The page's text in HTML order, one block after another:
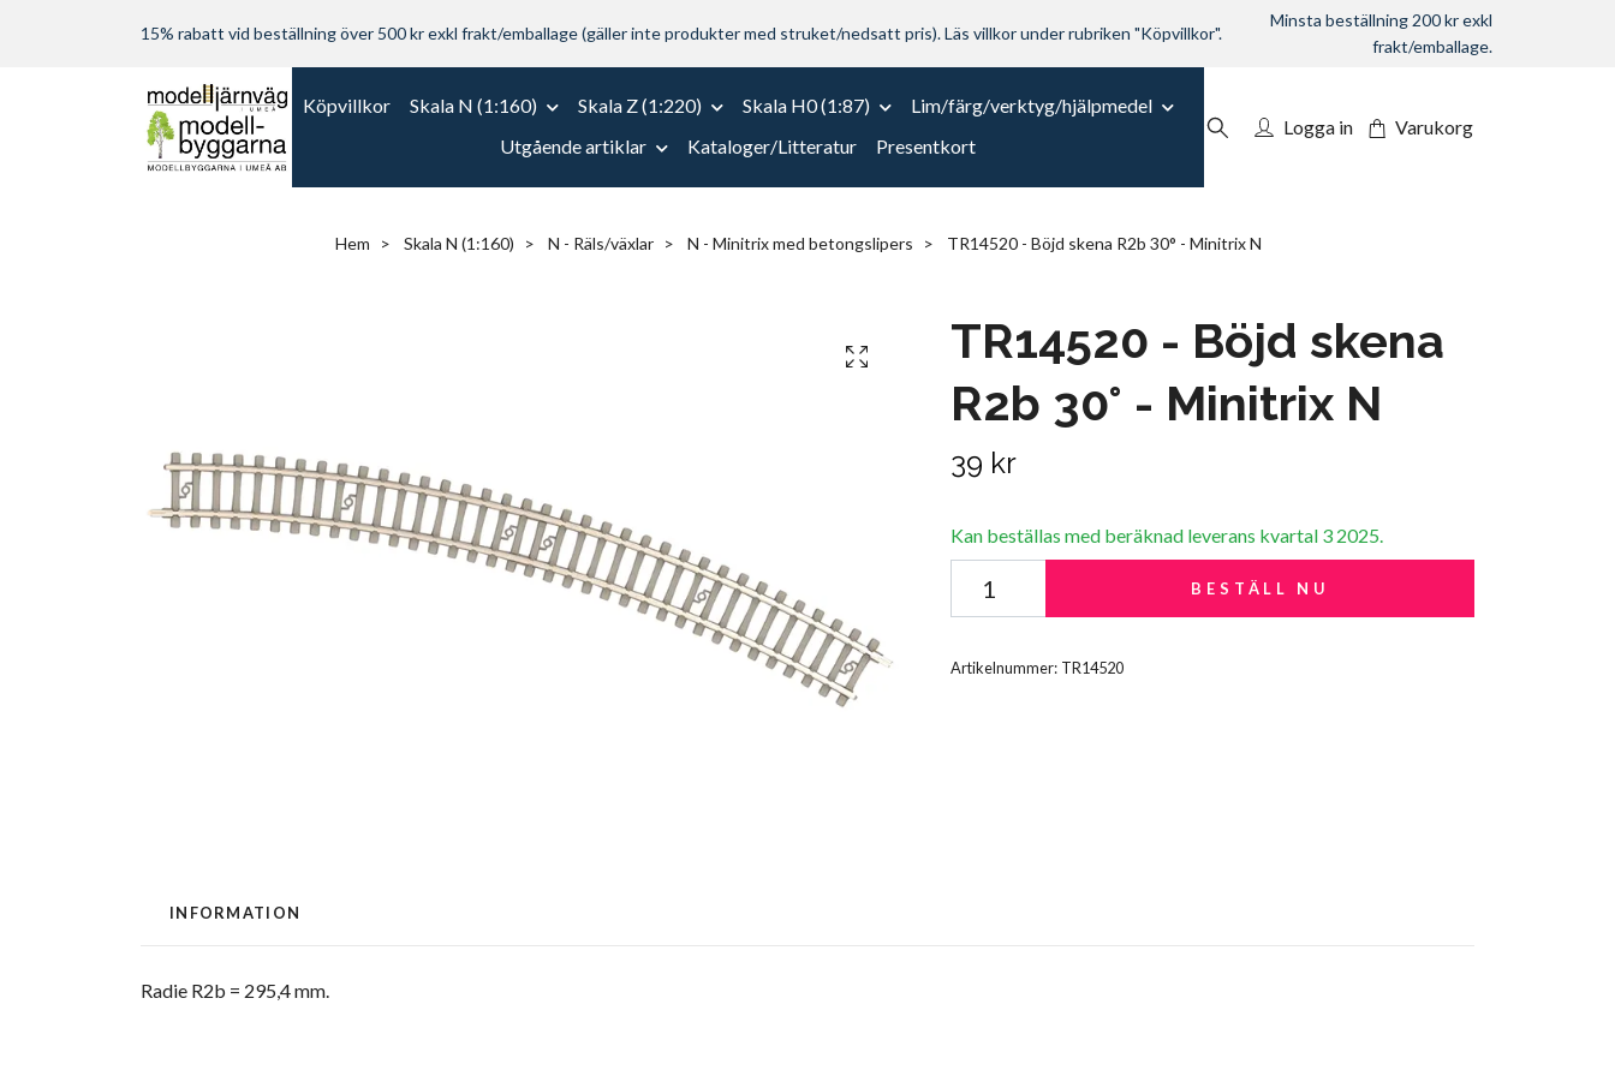
15% rabatt vid beställning över 500 kr exkl frakt/emballage (gäller inte produkter med struket/nedsatt pris). Läs villkor under rubriken "Köpvillkor".
Minsta beställning 200 kr exkl
frakt/emballage.
Köpvillkor Skala N (1:160) Skala Z (1:220) Skala H0 (1:87)
Lim/färg/verktyg/hjälpmedel
Utgående artiklar
Kataloger/Litteratur Presentkort
Logga in Varukorg
Hem Skala N (1:160) N - Räls/växlar N - Minitrix med betongslipers TR14520 - Böjd skena R2b 30° - Minitrix N
TR14520 - Böjd skena
R2b 30° - Minitrix N
39 kr
Kan beställas med beräknad leverans kvartal 3 2025.
BESTÄLL NU
Artikelnummer: TR14520
INFORMATION
Radie R2b = 295,4 mm.